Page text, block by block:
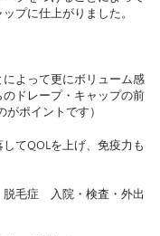
プに仕上がりました。
よって更にボリューム感
ドレープ・キャップの前
ポイントです）
てQOLを上げ、免疫力も
毛症 入院・検査・外出